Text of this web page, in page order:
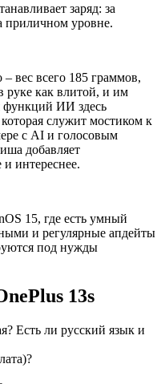
заряд: за
приличном уровне.
вес всего 185 граммов,
руке как влитой, и им
функций ИИ здесь
служит мостиком к
с AI и голосовым
добавляет
и интереснее.
15, где есть умный
и регулярные апдейты
под нужды
13s
Есть ли русский язык и